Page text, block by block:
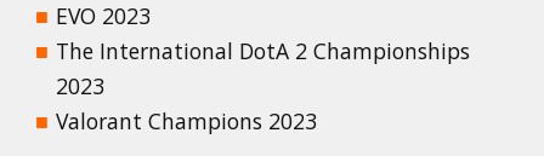
EVO 2023
The International DotA 2 Championships
2023
Valorant Champions 2023